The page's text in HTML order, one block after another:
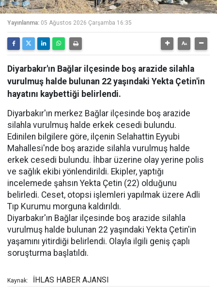
Yayınlanma: 05 Ağustos 2026 Çarşamba 16:35
Diyarbakır'ın Bağlar ilçesinde boş arazide silahla
vurulmuş halde bulunan 22 yaşındaki Yekta Çetin'in
hayatını kaybettiği belirlendi.
Diyarbakır'ın merkez Bağlar ilçesinde boş arazide
silahla vurulmuş halde erkek cesedi bulundu.
Edinilen bilgilere göre, ilçenin Selahattin Eyyubi
Mahallesi'nde boş arazide silahla vurulmuş halde
erkek cesedi bulundu. İhbar üzerine olay yerine polis
ve sağlık ekibi yönlendirildi. Ekipler, yaptığı
incelemede şahsın Yekta Çetin (22) olduğunu
belirledi. Ceset, otopsi işlemleri yapılmak üzere Adli
Tıp Kurumu morguna kaldırıldı.
Diyarbakır'ın Bağlar ilçesinde boş arazide silahla
vurulmuş halde bulunan 22 yaşındaki Yekta Çetin'in
yaşamını yitirdiği belirlendi. Olayla ilgili geniş çaplı
soruşturma başlatıldı.
Kaynak: İHLAS HABER AJANSI